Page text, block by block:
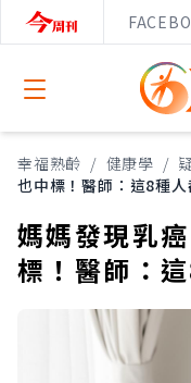
Open menu
幸福熟齡 / 健康學 /
也中標！醫師：這8種
媽媽發現乳
標！醫師：